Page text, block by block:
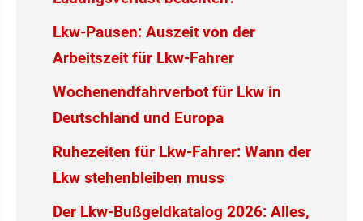
Lkw-Pausen: Auszeit von der
Arbeitszeit für Lkw-Fahrer
Wochenendfahrverbot für Lkw in
Deutschland und Europa
Ruhezeiten für Lkw-Fahrer: Wann der
Lkw stehenbleiben muss
Der Lkw-Bußgeldkatalog 2026: Alles,